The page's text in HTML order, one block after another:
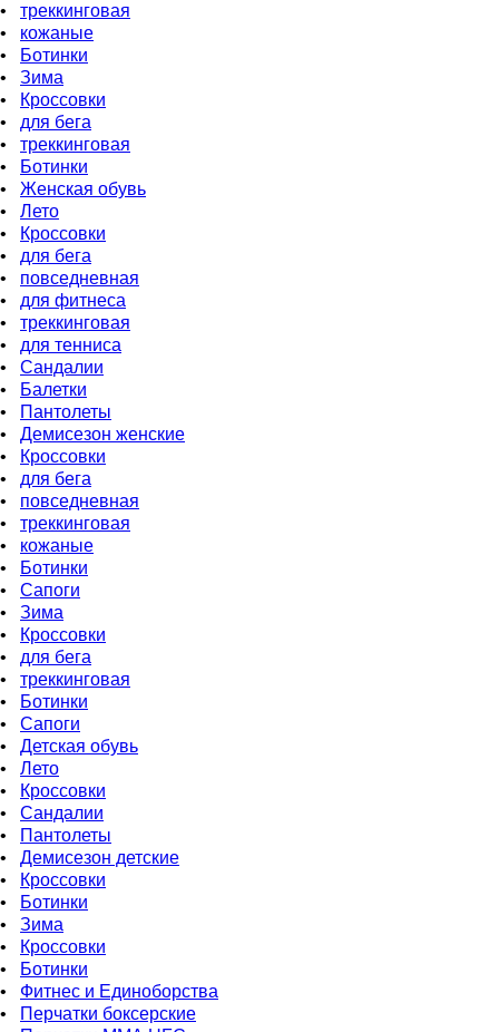
• треккинговая
• кожаные
•
Ботинки
• Зима
•
Кроссовки
• для бeга
• треккинговая
•
Ботинки
• Женская обувь
• Лето
•
Кроссовки
• для бега
• повседневная
• для фитнеса
• треккинговая
• для тенниса
• Сандалии
•
Балетки
•
Пантолеты
• Демисезон женские
•
Кроссовки
• для бега
• повседневная
• треккинговая
• кожаные
•
Бoтинки
• Сапоги
• Зима
•
Кроссовки
• для бега
• треккинговая
•
Ботинки
• Сапоги
• Детская обувь
• Летo
•
Кроссовки
• Сандалии
•
Пантолеты
• Демисезон детские
•
Кроссовки
•
Ботинки
• Зима
•
Кроссовки
•
Ботинки
• Фитнес и Единоборства
•
Перчатки боксерские